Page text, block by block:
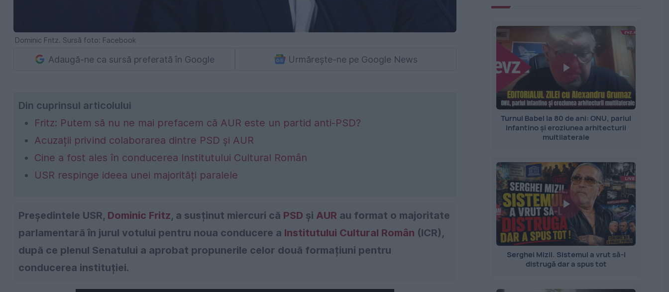
Dominic Fritz. Sursă foto: Facebook
Adaugă-ne ca sursă preferată în Google Urmărește-ne pe Google News
Din cuprinsul articolului
Fritz: Putem să nu ne mai prefacem că AUR este un partid anti-PSD?
Acuzații privind colaborarea dintre PSD și AUR
Cine a fost ales în conducerea Institutului Cultural Român
USR respinge ideea unei majorități paralele
Președintele USR, Dominic Fritz, a susținut miercuri că PSD și AUR au format o majoritate
parlamentară în jurul votului pentru noua conducere a Institutului Cultural Român (ICR),
după ce plenul Senatului a aprobat propunerile celor două formațiuni pentru
conducerea instituției.
Turnul Babel la 80 de ani: ONU, pariul
Infantino și eroziunea arhitecturii
multilaterale
Serghei Mizil. Sistemul a vrut să-l
distrugă dar a spus tot